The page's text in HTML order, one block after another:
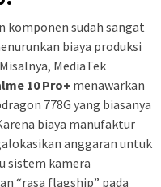
komponen sudah sangat
biaya produksi
MediaTek
10 Pro+ menawarkan
778G yang biasanya
biaya manufaktur
anggaran untuk
sistem kamera
“rasa flagship” pada